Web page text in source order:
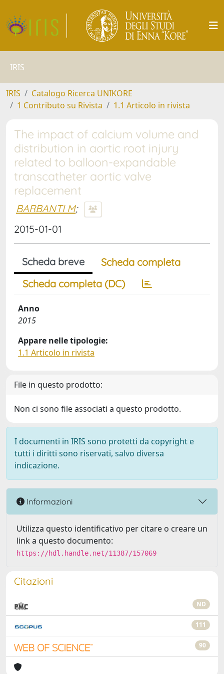
IRIS
IRIS
Catalogo Ricerca UNIKORE
1 Contributo su Rivista
1.1 Articolo in rivista
The impact of calcium volume and
distribution in aortic root injury
related to balloon-expandable
transcatheter aortic valve
replacement
BARBANTI M;
2015-01-01
Scheda breve
Scheda completa
Scheda completa (DC)
Anno
2015
Appare nelle tipologie:
1.1 Articolo in rivista
File in questo prodotto:
Non ci sono file associati a questo prodotto.
I documenti in IRIS sono protetti da copyright e
tutti i diritti sono riservati, salvo diversa
indicazione.
Informazioni
Utilizza questo identificativo per citare o creare un
link a questo documento:
https://hdl.handle.net/11387/157069
Citazioni
ND
111
90